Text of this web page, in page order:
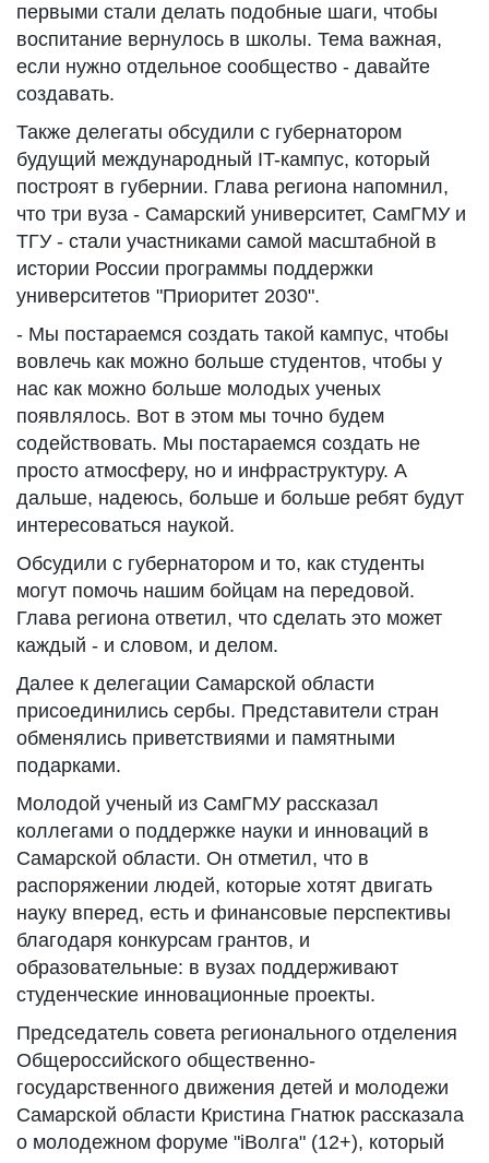
первыми стали делать подобные шаги, чтобы
воспитание вернулось в школы. Тема важная,
если нужно отдельное сообщество - давайте
создавать.
Также делегаты обсудили с губернатором
будущий международный IT-кампус, который
построят в губернии. Глава региона напомнил,
что три вуза - Самарский университет, СамГМУ и
ТГУ - стали участниками самой масштабной в
истории России программы поддержки
университетов "Приоритет 2030".
- Мы постараемся создать такой кампус, чтобы
вовлечь как можно больше студентов, чтобы у
нас как можно больше молодых ученых
появлялось. Вот в этом мы точно будем
содействовать. Мы постараемся создать не
просто атмосферу, но и инфраструктуру. А
дальше, надеюсь, больше и больше ребят будут
интересоваться наукой.
Обсудили с губернатором и то, как студенты
могут помочь нашим бойцам на передовой.
Глава региона ответил, что сделать это может
каждый - и словом, и делом.
Далее к делегации Самарской области
присоединились сербы. Представители стран
обменялись приветствиями и памятными
подарками.
Молодой ученый из СамГМУ рассказал
коллегами о поддержке науки и инноваций в
Самарской области. Он отметил, что в
распоряжении людей, которые хотят двигать
науку вперед, есть и финансовые перспективы
благодаря конкурсам грантов, и
образовательные: в вузах поддерживают
студенческие инновационные проекты.
Председатель совета регионального отделения
Общероссийского общественно-
государственного движения детей и молодежи
Самарской области Кристина Гнатюк рассказала
о молодежном форуме "iВолга" (12+), который